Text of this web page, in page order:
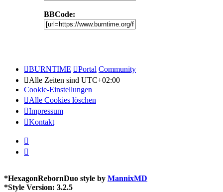
BBCode:
BURNTIME Portal Community
Alle Zeiten sind UTC+02:00
Cookie-Einstellungen
Alle Cookies löschen
Impressum
Kontakt
*HexagonRebornDuo style by MannixMD
*Style Version: 3.2.5